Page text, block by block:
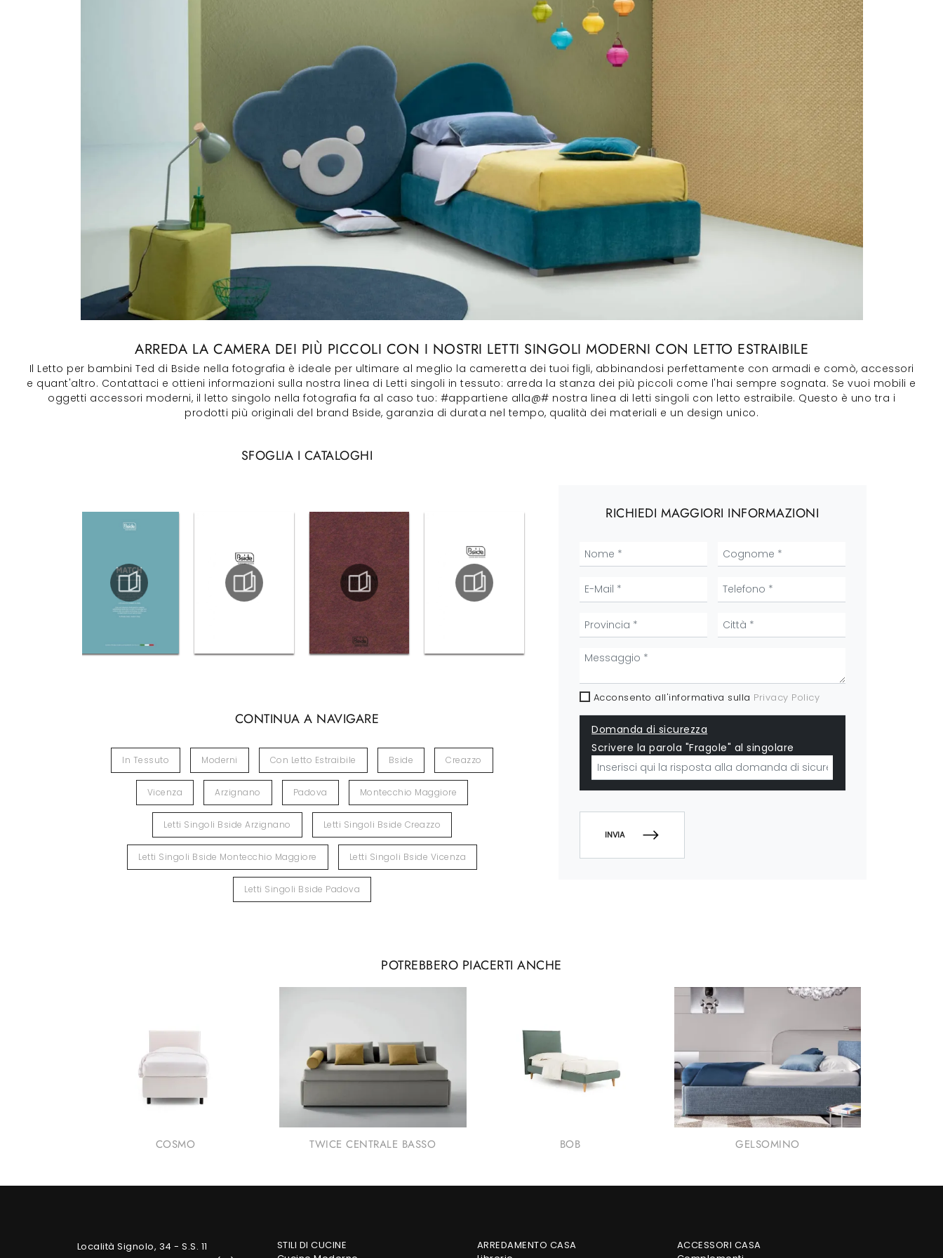
ARREDA LA CAMERA DEI PIÙ PICCOLI CON I NOSTRI LETTI SINGOLI MODERNI CON LETTO ESTRAIBILE
Il Letto per bambini Ted di Bside nella fotografia è ideale per ultimare al meglio la cameretta dei tuoi figli, abbinandosi perfettamente con armadi e comò, accessori
e quant'altro. Contattaci e ottieni informazioni sulla nostra linea di Letti singoli in tessuto: arreda la stanza dei più piccoli come l'hai sempre sognata. Se vuoi mobili e
oggetti accessori moderni, il letto singolo nella fotografia fa al caso tuo: #appartiene alla@# nostra linea di letti singoli con letto estraibile. Questo è uno tra i
prodotti più originali del brand Bside, garanzia di durata nel tempo, qualità dei materiali e un design unico.
SFOGLIA I CATALOGHI
CONTINUA A NAVIGARE
In Tessuto Moderni Con Letto Estraibile Bside Creazzo
Vicenza Arzignano Padova Montecchio Maggiore
Letti Singoli Bside Arzignano Letti Singoli Bside Creazzo
Letti Singoli Bside Montecchio Maggiore Letti Singoli Bside Vicenza
Letti Singoli Bside Padova
RICHIEDI MAGGIORI INFORMAZIONI
Acconsento all'informativa sulla Privacy Policy
Domanda di sicurezza
Scrivere la parola "Fragole" al singolare
INVIA
POTREBBERO PIACERTI ANCHE
COSMO TWICE CENTRALE BASSO BOB GELSOMINO
Località Signolo, 34 - S.S. 11
STILI DI CUCINE
ARREDAMENTO CASA
ACCESSORI CASA